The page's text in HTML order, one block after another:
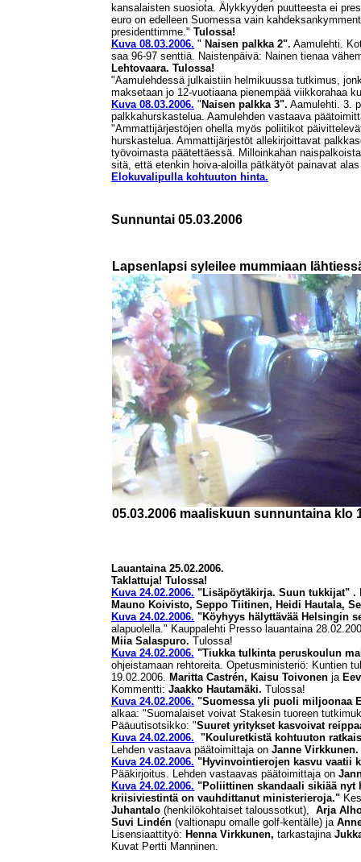
kansalaisten suosiota. Älykkyyden puutteesta ei
euro on edelleen Suomessa vain
presidenttimme." Tulossa!
Kuva 08.03.2006. " Naisen palkka 2". Aamulehti.
saa 96-97 senttiä. Naistenpäivä: Nainen tienaa
Lehtovaara. Tulossa!
"Aamulehdessä julkaistiin helmikuussa tutkimus,
maksetaan jo 12-vuotiaana pienempää viikkorahaa
Kuva 08.03.2006. " Naisen palkka 3". Aamulehti. 3.
palkkahurskastelua. Aamulehden vastaava
"Ammattijärjestöjen ohella myös poliitikot
hurskastelua. Ammattijärjestöt allekirjoittavat
työvoimasta päätettäessä. Milloinkahan
sitä, että etenkin hoiva-aloilla pätkätyöt painavat
Elokuvalipulla kohtuuton hinta.
Sunnuntai 05.03.2006
Lapsenlapsi syleilee mummiaan
05.03.2006 maaliskuun sunnuntaina klo
Lauantaina 25.02.2006.
Taklattuja! Tulossa!
Kuva 24.02.2006. "Lisäpöytäkirja. Suun tukkijat" .
Mauno Koivisto, Seppo Tiitinen, Heidi Hautala,
Kuva 24.02.2006. "Köyhyys hälyttävää Helsingin
alapuolella." Kauppalehti Presso lauantaina
Miia Salaspuro. Tulossa!
Kuva 24.02.2006. "Tiukka tulkinta peruskoulun
ohjeistamaan rehtoreita. Opetusministeriö: Kuntien
19.02.2006. Maritta Castrén, Kaisu Toivonen ja
Kommentti: Jaakko Hautamäki. Tulossa!
Kuva 24.02.2006. "Suomessa yli puoli miljoonaa
alkaa: "Suomalaiset voivat Stakesin tuoreen
Pääuutisotsikko: "Suuret yritykset kasvoivat
Kuva 24.02.2006. "Kouluretkistä kohtuuton
Lehden vastaava päätoimittaja on Janne Virkkunen.
Kuva 24.02.2006. "Hyvinvointierojen kasvu vaatii
Pääkirjoitus. Lehden vastaavas päätoimittaja on
Kuva 24.02.2006. "Poliittinen skandaali sikiää nyt
kriisiviestintä on vauhdittanut ministerieroja."
Juhantalo (henkilökohtaiset taloussotkut), Arja
Suvi Lindén (valtionapu omalle golf-kentälle) ja
Lisensiaattityö: Henna Virkkunen, tarkastajina
Kuvat Pertti Manninen.